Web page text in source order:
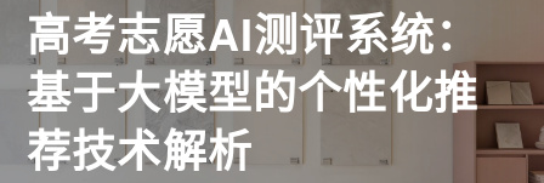
高考志愿AI测评系统：
基于大模型的个性化推
荐技术解析